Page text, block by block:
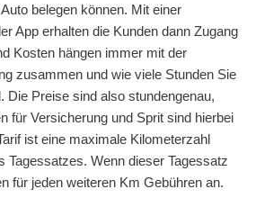
belegen können. Mit einer
App erhalten die Kunden dann Zugang
Kosten hängen immer mit der
zusammen und wie viele Stunden Sie
Die Preise sind also stundengenau,
für Versicherung und Sprit sind hierbei
ist eine maximale Kilometerzahl
Tagessatzes. Wenn dieser Tagessatz
für jeden weiteren Km Gebühren an.